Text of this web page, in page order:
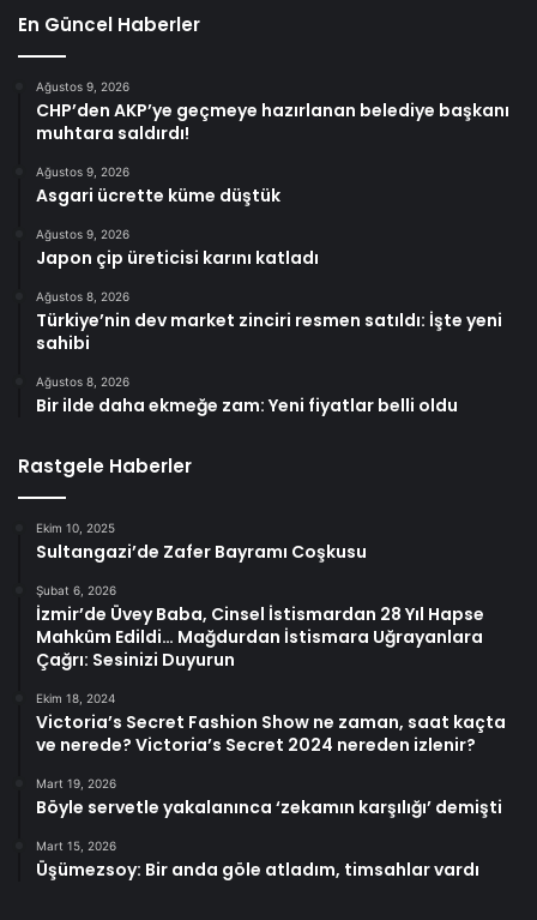
En Güncel Haberler
Ağustos 9, 2026
CHP’den AKP’ye geçmeye hazırlanan belediye başkanı
muhtara saldırdı!
Ağustos 9, 2026
Asgari ücrette küme düştük
Ağustos 9, 2026
Japon çip üreticisi karını katladı
Ağustos 8, 2026
Türkiye’nin dev market zinciri resmen satıldı: İşte yeni
sahibi
Ağustos 8, 2026
Bir ilde daha ekmeğe zam: Yeni fiyatlar belli oldu
Rastgele Haberler
Ekim 10, 2025
Sultangazi’de Zafer Bayramı Coşkusu
Şubat 6, 2026
İzmir’de Üvey Baba, Cinsel İstismardan 28 Yıl Hapse
Mahkûm Edildi… Mağdurdan İstismara Uğrayanlara
Çağrı: Sesinizi Duyurun
Ekim 18, 2024
Victoria’s Secret Fashion Show ne zaman, saat kaçta
ve nerede? Victoria’s Secret 2024 nereden izlenir?
Mart 19, 2026
Böyle servetle yakalanınca ‘zekamın karşılığı’ demişti
Mart 15, 2026
Üşümezsoy: Bir anda göle atladım, timsahlar vardı